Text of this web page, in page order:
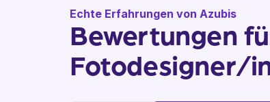
Echte Erfahrungen von Azubis
Bewertungen
Fotodesigner/